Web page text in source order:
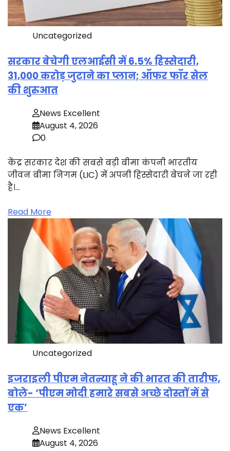
Uncategorized
सरकार बेचेगी एलआईसी में 6.5% हिस्सेदारी,
31,000 करोड़ जुटाने का प्लान; ऑफर फॉर सेल
की शुरुआत
News Excellent
August 4, 2026
0
केंद्र सरकार देश की सबसे बड़ी बीमा कंपनी भारतीय
जीवन बीमा निगम (LIC) में अपनी हिस्सेदारी बेचने जा रही
है।…
Read More
Uncategorized
इजराइली पीएम नेतन्याहू ने की भारत की तारीफ,
बोले- ‘पीएम मोदी हमारे सबसे अच्छे दोस्तों में से
एक’
News Excellent
August 4, 2026